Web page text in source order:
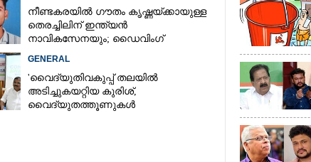
നീണ്ടകരയിൽ ഗൗതം കൃഷ്ണയ്ക്കായുള്ള
തെരച്ചിലിന് ഇന്ത്യൻ
നാവികസേനയും; ഡൈവിംഗ്
GENERAL
'വൈദ്യുതിവകുപ്പ് തലയിൽ
അടിച്ചുകയറ്റിയ കുരിശ്‌,
വൈദ്യുതത്തൂണുകൾ
×